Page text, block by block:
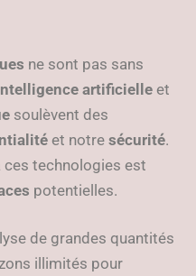
ne sont pas sans
artificielleet
soulèvent des
et notre sécurité.
ces technologies est
potentielles.
de grandes quantités
illimités pour